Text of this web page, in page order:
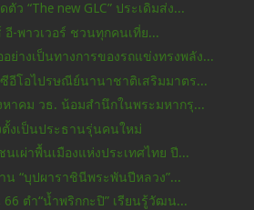
ตัว “The new GLC” ประเดิมส่ง...
-พาวเวอร์ ชวนทุกคนเที่ย...
ย่างเป็นทางการของรถแข่งทรงพลัง...
อีโอไปรษณีย์นานาชาติเสริมมาตร...
าคม วธ. น้อมสำนึกในพระมหากรุ...
งเป็นประธานรุ่นคนใหม่
เผ่าพื้นเมืองแห่งประเทศไทย ปี...
น “บุปผาราชินีพระพันปีหลวง”...
ตำ“น้ำพริกกะปิ” เรียนรู้วัฒน...